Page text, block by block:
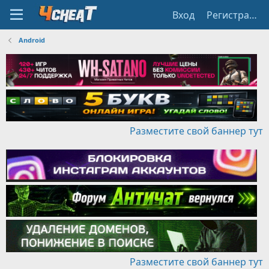
Вход Регистрация
Android
Разместите свой баннер тут
Разместите свой баннер тут